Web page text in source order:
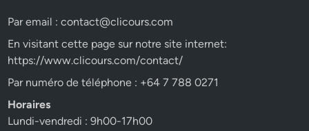
Par email :contact@clicours.com
En visitant cette page sur notre site internet:
https://www.clicours.com/contact/
Par numéro de téléphone : +64 7 788 0271
Horaires
Lundi-vendredi : 9h00-17h00